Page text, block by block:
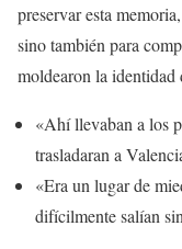
preservar esta
sino también para
moldearon la identidad
«Ahí llevaban a los
trasladaran a
«Era un lugar de
difícilmente salían